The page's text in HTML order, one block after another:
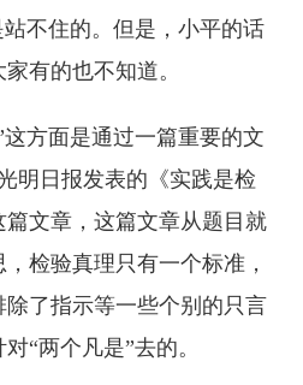
站不住的。但是，小平的话
有的也不知道。
方面是通过一篇重要的文
明日报发表的《实践是检
文章，这篇文章从题目就
检验真理只有一个标准，
了指示等一些个别的只言
“两个凡是”去的。